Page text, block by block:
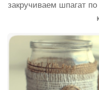
закручиваем шпагат